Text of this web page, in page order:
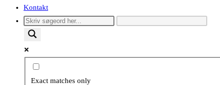
Kontakt
Exact matches only